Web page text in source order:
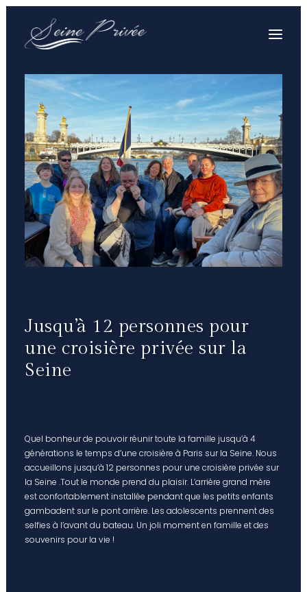
VOTRE CROISIÈRE
VOTRE BATEAU PRIVÉ
PRESTATIONS & TARIFS
SOUVENIRS
VOS QUESTIONS
CONTACT
Jusqu’à 12 personnes pour
une croisière privée sur la
Seine
Quel bonheur de pouvoir réunir toute la famille jusqu’à 4
générations le temps d’une croisière à Paris sur la Seine. Nous
accueillons jusqu’à 12 personnes pour une croisière privée sur
la Seine .Tout le monde prend du plaisir. L’arrière grand mère
est confortablement installée pendant que les petits enfants
gambadent sur le pont arrière. Les adolescents prennent des
selfies à l’avant du bateau. Un joli moment en famille et des
souvenirs pour la vie !